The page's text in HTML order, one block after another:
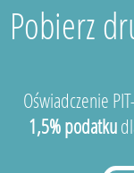
Pobierz
Oświadczenie
1,5% podatku